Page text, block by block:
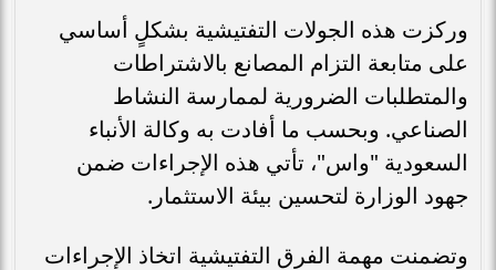
وركزت هذه الجولات التفتيشية بشكلٍ أساسي
على متابعة التزام المصانع بالاشتراطات
والمتطلبات الضرورية لممارسة النشاط
الصناعي. وبحسب ما أفادت به وكالة الأنباء
السعودية "واس"، تأتي هذه الإجراءات ضمن
جهود الوزارة لتحسين بيئة الاستثمار.
وتضمنت مهمة الفرق التفتيشية اتخاذ الإجراءات